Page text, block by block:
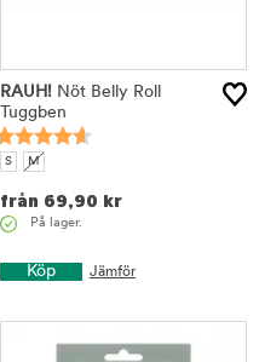
RAUH! Nöt Belly Roll
Tuggben
S M
från 69,90 kr
På lager.
Köp Jämför